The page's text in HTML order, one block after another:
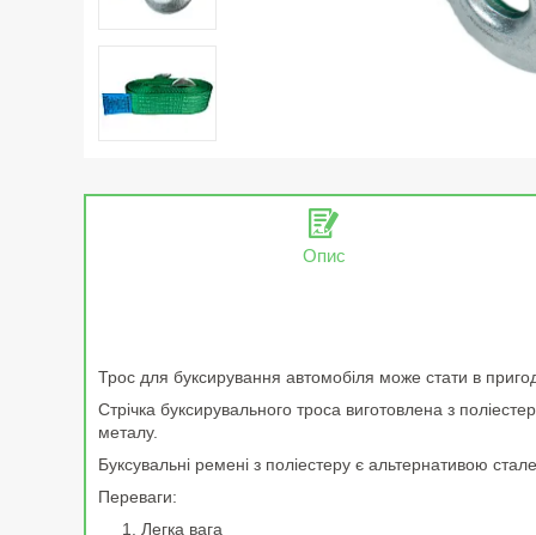
Опис
Трос для буксирування автомобіля може стати в
Стрічка буксирувального троса виготовлена з
металу.
Буксувальні ремені з поліестеру є альтернативою
Переваги:
Легка вага